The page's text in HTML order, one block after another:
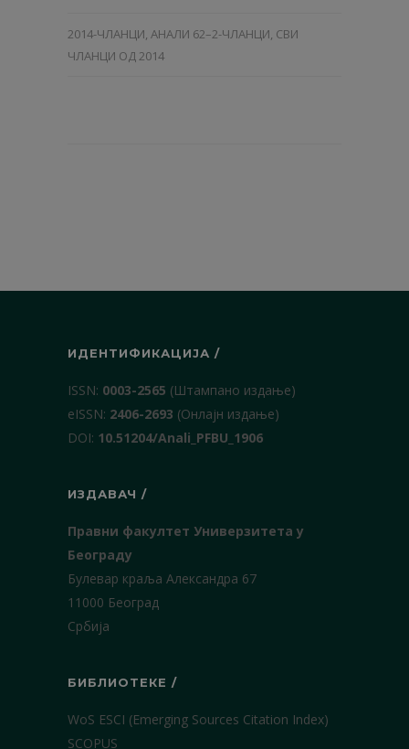
2014-ЧЛАНЦИ, АНАЛИ 62–2-ЧЛАНЦИ, СВИ
ЧЛАНЦИ ОД 2014
ИДЕНТИФИКАЦИЈА /
ISSN: 0003-2565 (Штампано издање)
еISSN: 2406-2693 (Онлајн издање)
DOI: 10.51204/Anali_PFBU_1906
ИЗДАВАЧ /
Правни факултет Универзитета у
Београду
Булевар краља Александра 67
11000 Београд
Србија
БИБЛИОТЕКЕ /
WoS ESCI (Emerging Sources Citation Index)
SCOPUS